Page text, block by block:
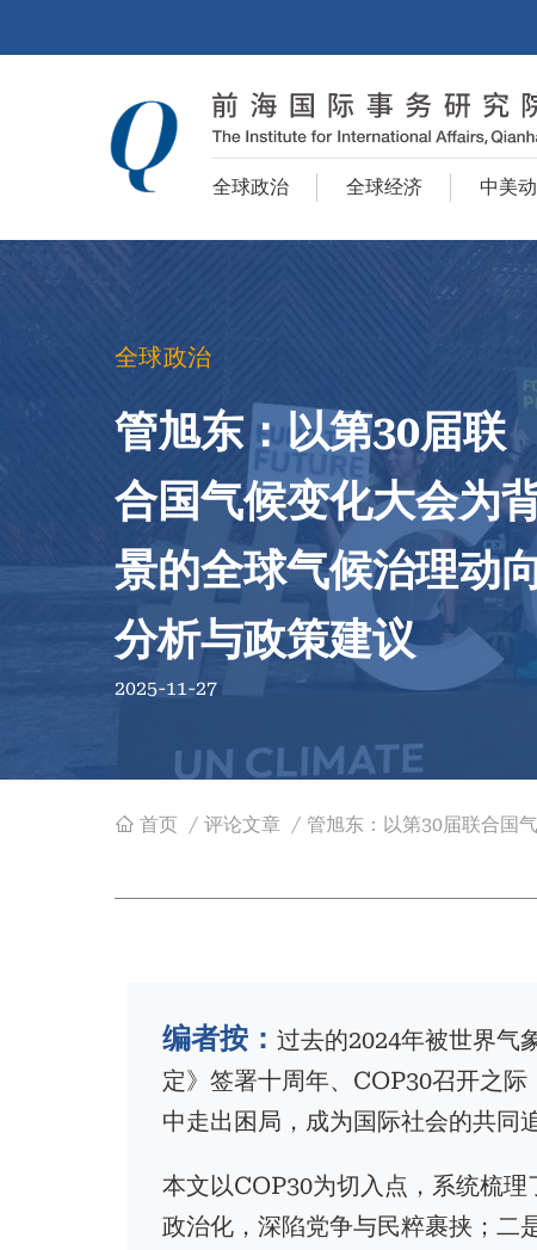
全球政治 全球经济 中美
全球政治
管旭东：以第30届联
合国气候变化大会为
景的全球气候治理动
分析与政策建议
2025-11-27
面
首页 / 评论文章 / 管旭东：以第30届联合国
编者按： 过去的2024年被世界气
定》签署十周年、COP30召开之
中走出困局，成为国际社会的共同
本文以COP30为切入点，系统梳
政治化，深陷党争与民粹裹挟；二